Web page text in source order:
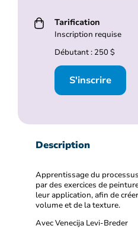
Tarification
Inscription requise
Débutant : 250 $
S'inscrire
Description
Apprentissage du
par des exercices de
leur application, afin de
volume et de la texture.
Avec Venecija Levi-Breder